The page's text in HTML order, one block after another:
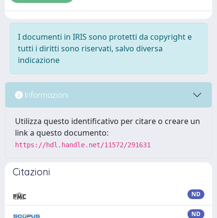
I documenti in IRIS sono protetti da copyright e
tutti i diritti sono riservati, salvo diversa
indicazione
Informazioni
Utilizza questo identificativo per citare o creare un
link a questo documento:
https://hdl.handle.net/11572/291631
Citazioni
ND
ND